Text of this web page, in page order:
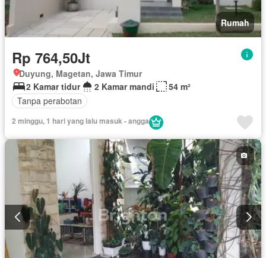
Rumah
Rp 764,50Jt
Duyung, Magetan, Jawa Timur
2 Kamar tidur
2 Kamar mandi
54 m²
Tanpa perabotan
2 minggu, 1 hari yang lalu masuk - angga